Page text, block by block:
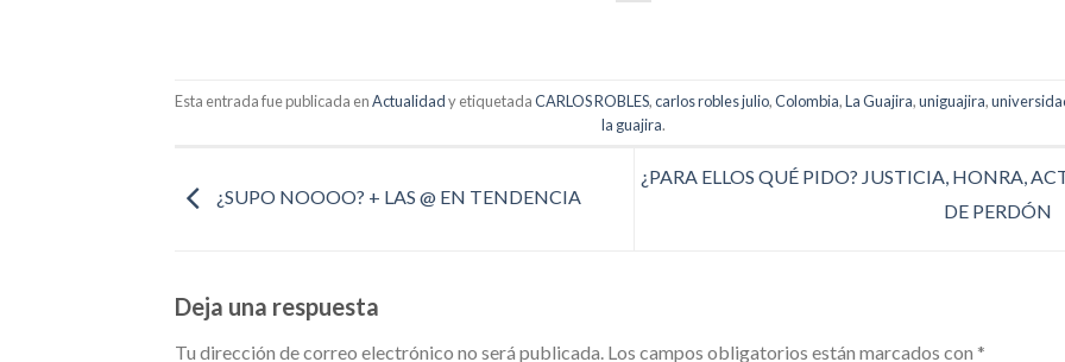
Esta entrada fue publicada enActualidady etiquetadaCARLOS ROBLES,carlos robles julio,Colombia,La Guajira,uniguajira,
la guajira.
¿SUPO NOOOO? + LAS @ EN TENDENCIA
¿PARA ELLOS QUÉ PIDO? JUSTICIA, HONRA,
DE PERDÓN
Deja una respuesta
Tu dirección de correo electrónico no será publicada. Los campos obligatorios están marcados con *